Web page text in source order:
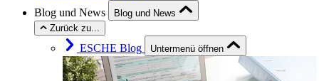
Blog und News
Blog und News
Zurück zu...
ESCHE Blog Untermenü öffnen